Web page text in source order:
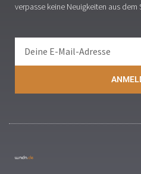
verpasse keine Neuigkeiten aus dem